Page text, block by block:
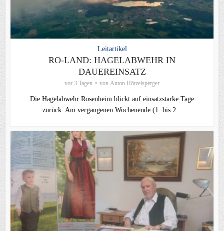
Leitartikel
RO-LAND: HAGELABWEHR IN
DAUEREINSATZ
vor 3 Tagen von Anton Hötzelsperger
Die Hagelabwehr Rosenheim blickt auf einsatzstarke Tage
zurück. Am vergangenen Wochenende (1. bis 2...